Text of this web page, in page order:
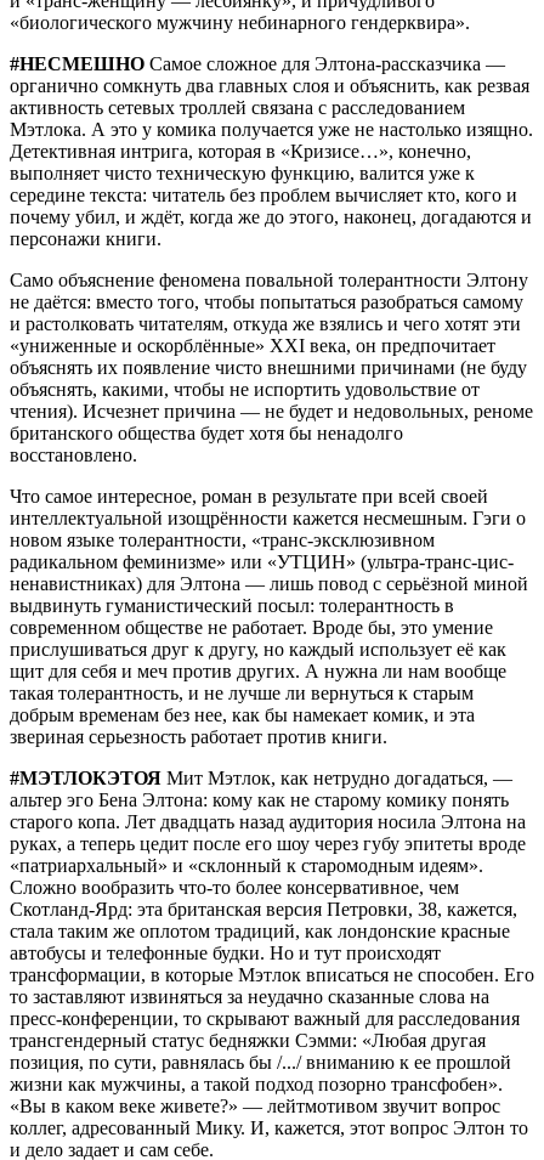
«биологического мужчину небинарного гендерквира».
#НЕСМЕШНО Самое сложное для Элтона-рассказчика —
органично сомкнуть два главных слоя и объяснить, как резвая
активность сетевых троллей связана с расследованием
Мэтлока. А это у комика получается уже не настолько изящно.
Детективная интрига, которая в «Кризисе…», конечно,
выполняет чисто техническую функцию, валится уже к
середине текста: читатель без проблем вычисляет кто, кого и
почему убил, и ждёт, когда же до этого, наконец, догадаются и
персонажи книги.
Само объяснение феномена повальной толерантности Элтону
не даётся: вместо того, чтобы попытаться разобраться самому
и растолковать читателям, откуда же взялись и чего хотят эти
«униженные и оскорблённые» XXI века, он предпочитает
объяснять их появление чисто внешними причинами (не буду
объяснять, какими, чтобы не испортить удовольствие от
чтения). Исчезнет причина — не будет и недовольных, реноме
британского общества будет хотя бы ненадолго
восстановлено.
Что самое интересное, роман в результате при всей своей
интеллектуальной изощрённости кажется несмешным. Гэги о
новом языке толерантности, «транс-эксклюзивном
радикальном феминизме» или «УТЦИН» (ультра-транс-цис-
ненавистниках) для Элтона — лишь повод с серьёзной миной
выдвинуть гуманистический посыл: толерантность в
современном обществе не работает. Вроде бы, это умение
прислушиваться друг к другу, но каждый использует её как
щит для себя и меч против других. А нужна ли нам вообще
такая толерантность, и не лучше ли вернуться к старым
добрым временам без нее, как бы намекает комик, и эта
звериная серьезность работает против книги.
#МЭТЛОКЭТОЯ Мит Мэтлок, как нетрудно догадаться, —
альтер эго Бена Элтона: кому как не старому комику понять
старого копа. Лет двадцать назад аудитория носила Элтона на
руках, а теперь цедит после его шоу через губу эпитеты вроде
«патриархальный» и «склонный к старомодным идеям».
Сложно вообразить что-то более консервативное, чем
Скотланд-Ярд: эта британская версия Петровки, 38, кажется,
стала таким же оплотом традиций, как лондонские красные
автобусы и телефонные будки. Но и тут происходят
трансформации, в которые Мэтлок вписаться не способен. Его
то заставляют извиняться за неудачно сказанные слова на
пресс-конференции, то скрывают важный для расследования
трансгендерный статус бедняжки Сэмми: «Любая другая
позиция, по сути, равнялась бы /.../ вниманию к ее прошлой
жизни как мужчины, а такой подход позорно трансфобен».
«Вы в каком веке живете?» — лейтмотивом звучит вопрос
коллег, адресованный Мику. И, кажется, этот вопрос Элтон то
и дело задает и сам себе.